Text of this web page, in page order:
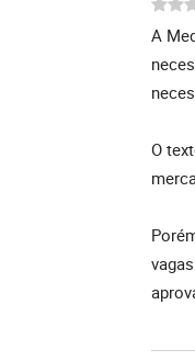
A
O